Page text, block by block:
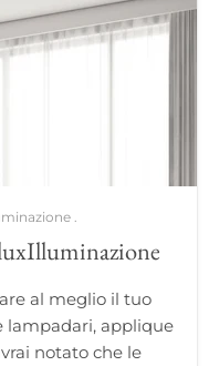
.
al meglio il tuo
lampadari, applique
notato che le